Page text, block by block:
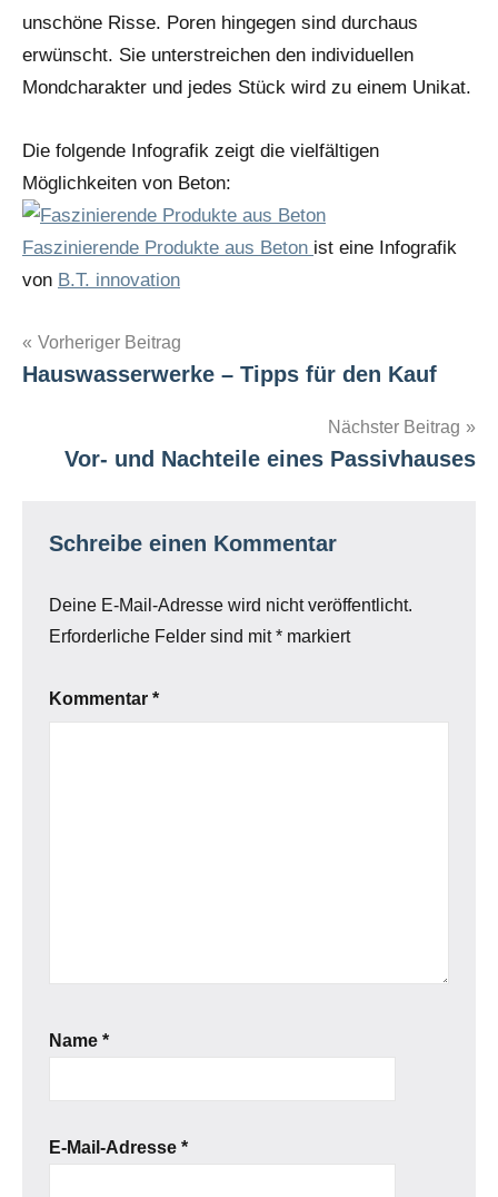
unschöne Risse. Poren hingegen sind durchaus
erwünscht. Sie unterstreichen den individuellen
Mondcharakter und jedes Stück wird zu einem Unikat.
Die folgende Infografik zeigt die vielfältigen
Möglichkeiten von Beton:
Faszinierende Produkte aus Beton ist eine Infografik
von B.T. innovation
Beitragsnavigation
Vorheriger Beitrag
Hauswasserwerke – Tipps für den Kauf
Nächster Beitrag
Vor- und Nachteile eines Passivhauses
Schreibe einen Kommentar
Deine E-Mail-Adresse wird nicht veröffentlicht.
Erforderliche Felder sind mit* markiert
Kommentar *
Name *
E-Mail-Adresse *